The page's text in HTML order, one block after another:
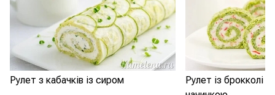
Рулет з кабачків із сиром
Рулет із брокколі